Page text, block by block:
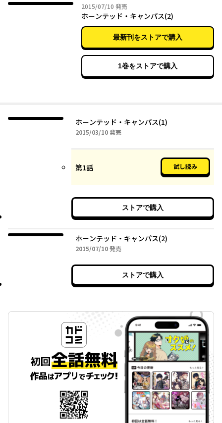
2015/07/10 2015年07月10日
発売
ホーンテッド・キャンパス(2)
最新刊をストアで購入
1巻をストアで購入
ホーンテッド・キャンパス(1)
2015/03/102015年03月10日
発売
第1話 試し読み
ストアで購入
ホーンテッド・キャンパス(2)
2015/07/102015年07月10日
発売
ストアで購入